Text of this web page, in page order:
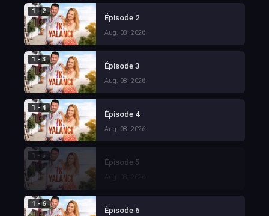
1 - 2
Épisode 2
Aug. 08, 2026
1 - 3
Épisode 3
Aug. 08, 2026
1 - 4
Épisode 4
Aug. 08, 2026
1 - 5
Épisode 5
1 - 6
Épisode 6